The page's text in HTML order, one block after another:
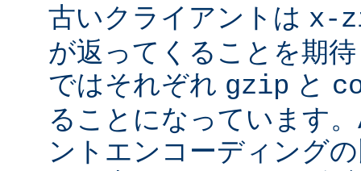
古いクライアントは x-
が返ってくることを期
ではそれぞれ gzip と
ることになっています
ントエンコーディング